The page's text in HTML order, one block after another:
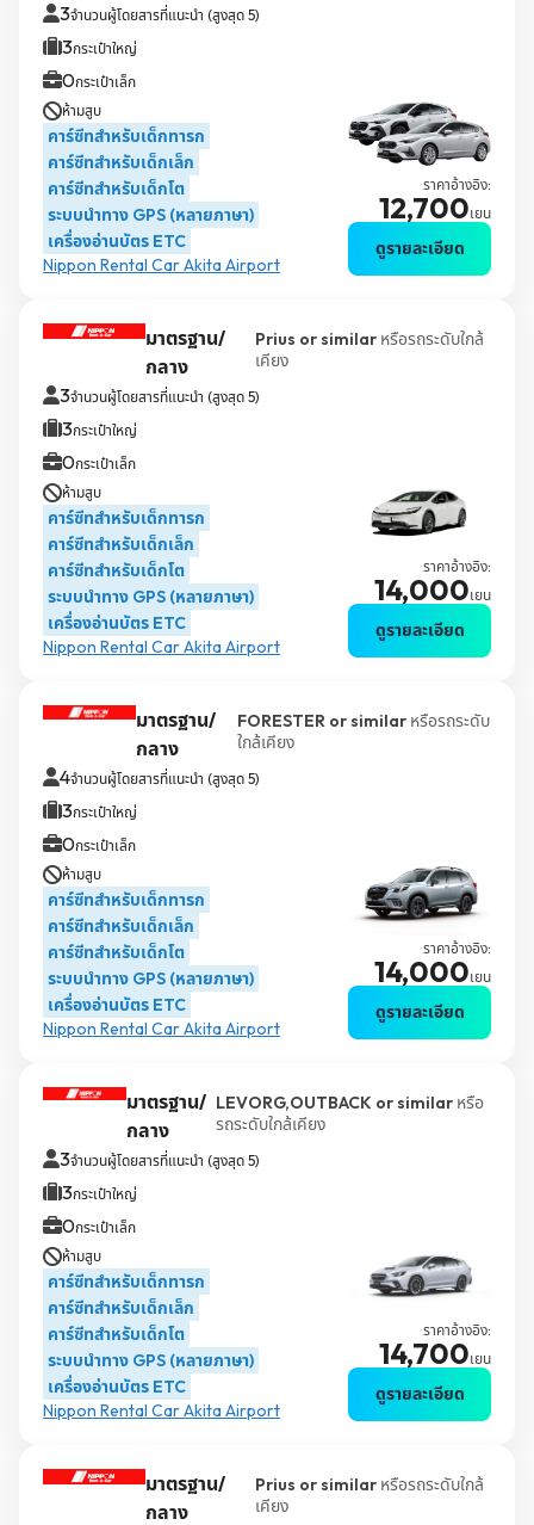
3จำนวนผู้โดยสารที่แนะนำ (สูงสุด 5)
3กระเป๋าใหญ่
0กระเป๋าเล็ก
ห้ามสูบ
คาร์ซีทสำหรับเด็กทารก
คาร์ซีทสำหรับเด็กเล็ก
คาร์ซีทสำหรับเด็กโต
ระบบนำทาง GPS (หลายภาษา)
เครื่องอ่านบัตร ETC
Nippon Rental Car Akita Airport
ราคาอ้างอิง:
12,700เยน
ดูรายละเอียด
มาตรฐาน/
กลาง
Prius or similar หรือรถระดับใกล้
เคียง
3จำนวนผู้โดยสารที่แนะนำ (สูงสุด 5)
3กระเป๋าใหญ่
0กระเป๋าเล็ก
ห้ามสูบ
คาร์ซีทสำหรับเด็กทารก
คาร์ซีทสำหรับเด็กเล็ก
คาร์ซีทสำหรับเด็กโต
ระบบนำทาง GPS (หลายภาษา)
เครื่องอ่านบัตร ETC
Nippon Rental Car Akita Airport
ราคาอ้างอิง:
14,000เยน
ดูรายละเอียด
มาตรฐาน/
กลาง
FORESTER or similar หรือรถระดับ
ใกล้เคียง
4จำนวนผู้โดยสารที่แนะนำ (สูงสุด 5)
3กระเป๋าใหญ่
0กระเป๋าเล็ก
ห้ามสูบ
คาร์ซีทสำหรับเด็กทารก
คาร์ซีทสำหรับเด็กเล็ก
คาร์ซีทสำหรับเด็กโต
ระบบนำทาง GPS (หลายภาษา)
เครื่องอ่านบัตร ETC
Nippon Rental Car Akita Airport
ราคาอ้างอิง:
14,000เยน
ดูรายละเอียด
มาตรฐาน/
กลาง
LEVORG,OUTBACK or similar หรือ
รถระดับใกล้เคียง
3จำนวนผู้โดยสารที่แนะนำ (สูงสุด 5)
3กระเป๋าใหญ่
0กระเป๋าเล็ก
ห้ามสูบ
คาร์ซีทสำหรับเด็กทารก
คาร์ซีทสำหรับเด็กเล็ก
คาร์ซีทสำหรับเด็กโต
ระบบนำทาง GPS (หลายภาษา)
เครื่องอ่านบัตร ETC
Nippon Rental Car Akita Airport
ราคาอ้างอิง:
14,700เยน
ดูรายละเอียด
มาตรฐาน/
กลาง
Prius or similar หรือรถระดับใกล้
เคียง